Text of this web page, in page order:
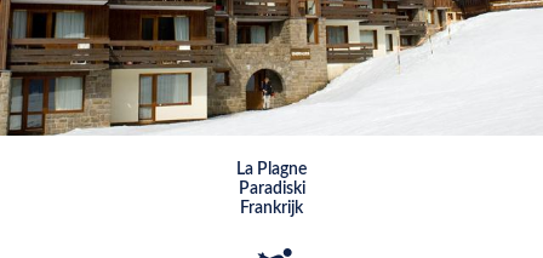
La Plagne
Paradiski
Frankrijk